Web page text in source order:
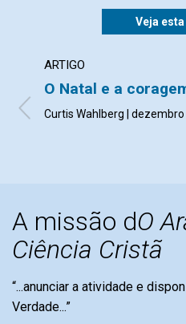
Veja
ARTIGO
O Natal e a
Curtis Wahlberg |
A missão dO
Ciência Cristã
“...anunciar a atividade e
Verdade...”